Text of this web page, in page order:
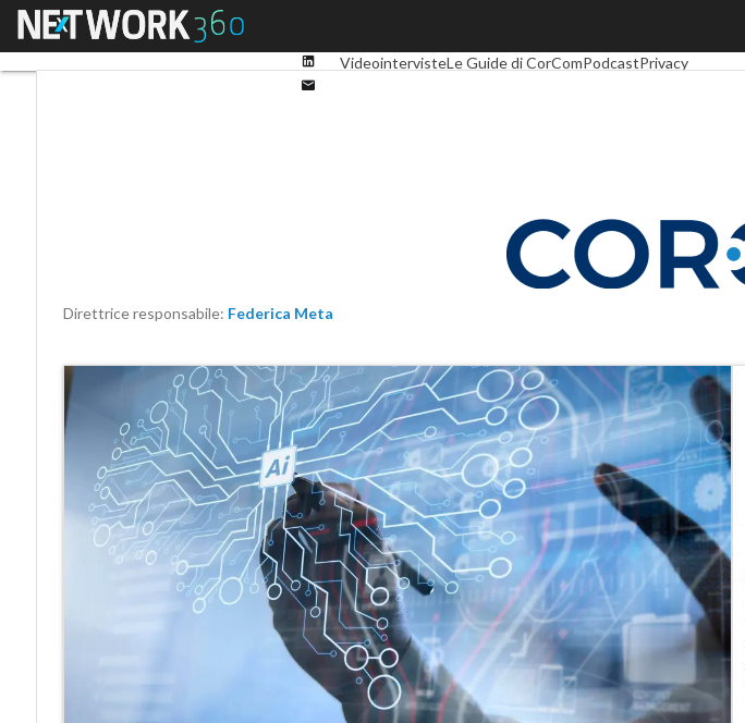
Menu
Linkedin
VideointervisteLe Guide di CorComPodcastPrivacy
Direttrice responsabile: Federica Meta